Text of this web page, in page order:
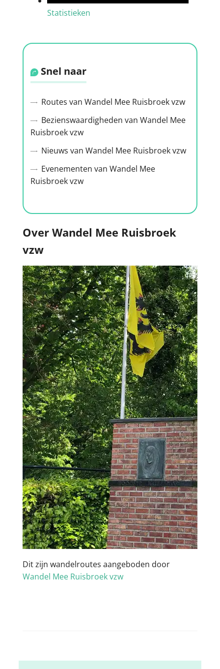
Statistieken
Snel naar
Routes van Wandel Mee Ruisbroek vzw
Bezienswaardigheden van Wandel Mee
Ruisbroek vzw
Nieuws van Wandel Mee Ruisbroek vzw
Evenementen van Wandel Mee
Ruisbroek vzw
Over Wandel Mee Ruisbroek
vzw
Dit zijn wandelroutes aangeboden door
Wandel Mee Ruisbroek vzw